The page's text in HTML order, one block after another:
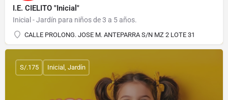
I.E. CIELITO "Inicial"
Inicial - Jardín para niños de 3 a 5 años.
CALLE PROLONG. JOSE M. ANTEPARRA S/N MZ 2 LOTE 31
S/.175 Inicial, Jardín